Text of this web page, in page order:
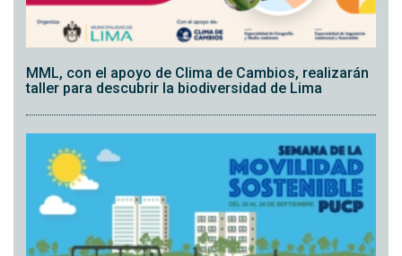
MML, con el apoyo de Clima de Cambios, realizarán
taller para descubrir la biodiversidad de Lima